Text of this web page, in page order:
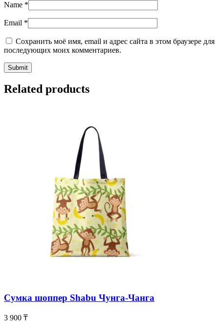
Name *
Email *
Сохранить моё имя, email и адрес сайта в этом браузере для
последующих моих комментариев.
Related products
Сумка шоппер Shabu Чунга-Чанга
3 900 ₸